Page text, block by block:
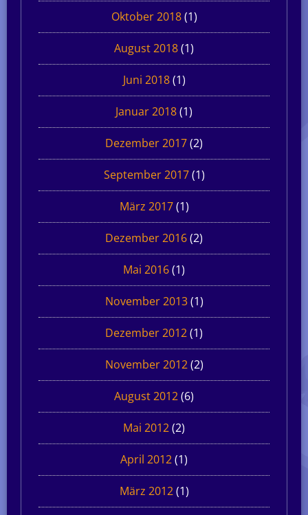
Oktober 2018(1)
August 2018(1)
Juni 2018(1)
Januar 2018(1)
Dezember 2017(2)
September 2017(1)
März 2017(1)
Dezember 2016(2)
Mai 2016(1)
November 2013(1)
Dezember 2012(1)
November 2012(2)
August 2012(6)
Mai 2012(2)
April 2012(1)
März 2012(1)